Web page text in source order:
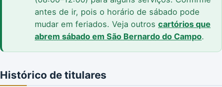
antes de ir, pois o horário de sábado pode
mudar em feriados. Veja outros cartórios que
abrem sábado em São Bernardo do Campo.
Histórico de titulares